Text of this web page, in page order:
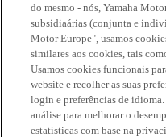
do mesmo - nós, Yamaha
subsidiaárias (conjunta e
Motor Europe", usamos
similares aos cookies, tais
Usamos cookies funcionais
website e recolher as suas
login e preferências de
análise para melhorar o
estatísticas com base na